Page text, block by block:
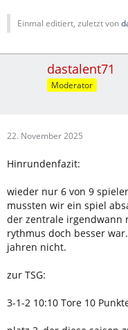
Einmal editiert, zuletzt von
dastalent71
Moderator
22. November 2025
Hinrundenfazit:
wieder nur 6 von 9
mussten wir ein spiel
der zentrale irgendwann
rythmus doch besser
jahren nicht.
zur TSG:
3-1-2 10:10 Tore 10